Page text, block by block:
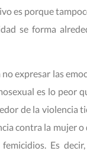
es porque
se forma
expresar las
es lo peor
de la violencia
contra la mujer
Es